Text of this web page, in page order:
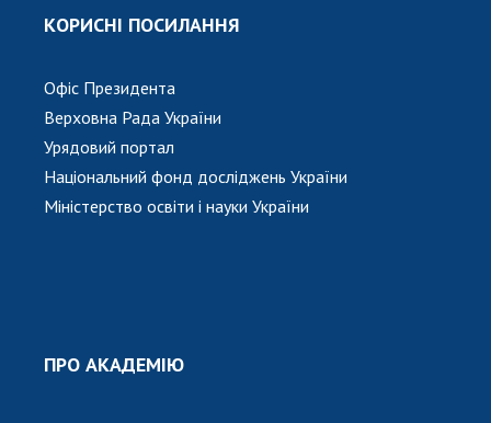
МІЖНАРОДНЕ СПІВРОБІТНИЦТВО
Членство в міжнародних організаціях
Міжнародні угоди
Міжнародні програми та конкурси
Бланки документів
КОРИСНІ ПОСИЛАННЯ
Офіс Президента
Верховна Рада України
Урядовий портал
Національний фонд досліджень України
Міністерство освіти і науки України
ПРО АКАДЕМІЮ